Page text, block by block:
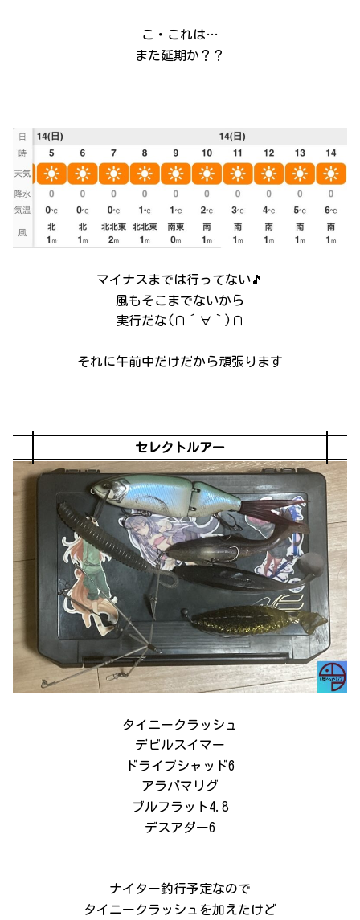
こ・これは…
また延期か？？
マイナスまでは行ってない🎵
風もそこまでないから
実行だな(∩´∀｀)∩
それに午前中だけだから頑張ります
セレクトルアー
タイニークラッシュ
デビルスイマー
ドライブシャッド6
アラバマリグ
ブルフラット4.8
デスアダー6
ナイター釣行予定なので
タイニークラッシュを加えたけど